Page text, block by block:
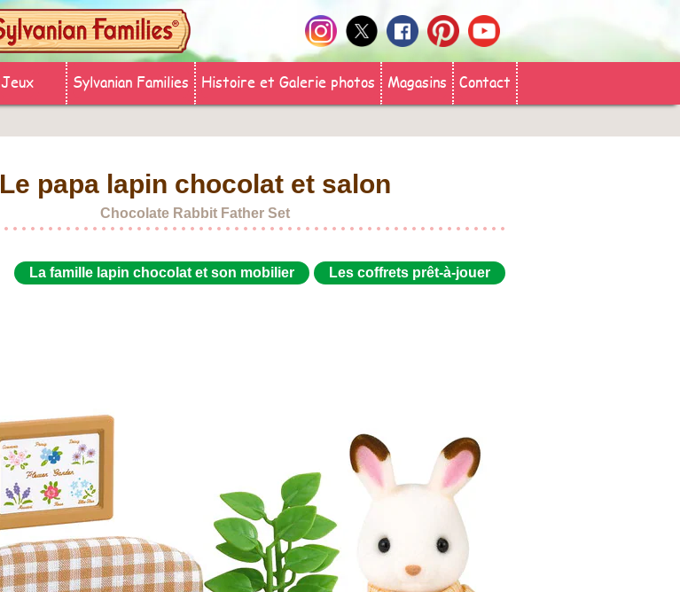
Jeux Sylvanian Families Histoire et Galerie photos Magasins Contact
Le papa lapin chocolat et salon
Chocolate Rabbit Father Set
La famille lapin chocolat et son mobilier Les coffrets prêt-à-jouer